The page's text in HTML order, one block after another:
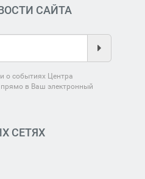
САЙТА
о событиях Центра
прямо в Ваш электронный
СЕТЯХ